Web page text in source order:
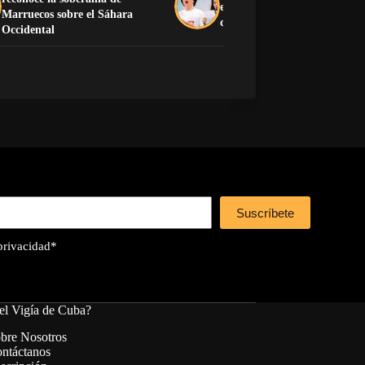
Marruecos sobre el Sáhara
Occidental
estudiantes al deseo de ser
comunista
Suscríbete
*
Vigía de Cuba?
Nosotros